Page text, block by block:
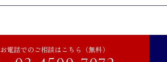
異業種との提携
資本力のある企業と統合することで経営が安定
お電話でのご相談はこちら（無料）